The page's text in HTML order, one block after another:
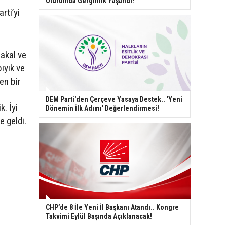
ve
ve
bir
İyi
geldi.
DEM Parti'den Çerçeve Yasaya Destek.. 'Yeni
Dönemin İlk Adımı' Değerlendirmesi!
CHP’de 8 İle Yeni İl Başkanı Atandı.. Kongre
Takvimi Eylül Başında Açıklanacak!